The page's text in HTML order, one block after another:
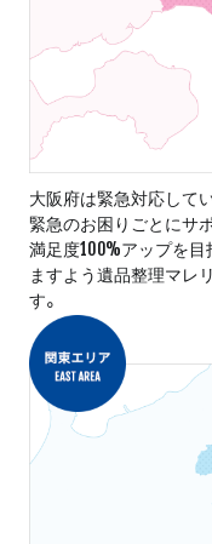
大阪府は緊急対応して
緊急のお困りごとにサ
満足度100%アップを
ますよう遺品整理マレ
す。